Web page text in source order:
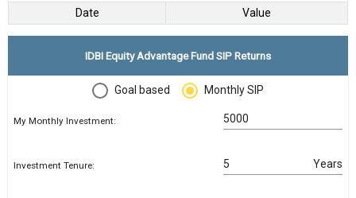
Date Value
IDBI Equity Advantage Fund SIP Returns
Goal based Monthly SIP
My Monthly Investment:
Investment Tenure: Years